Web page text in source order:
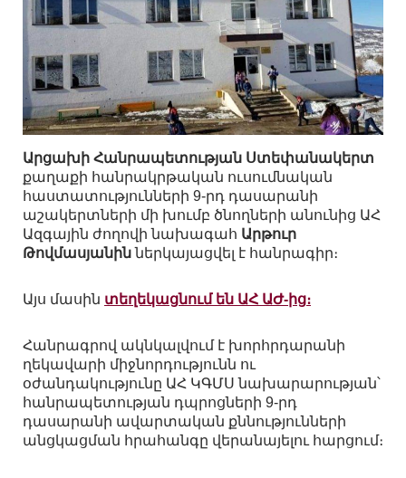
Արցախի Հանրապետության Ստեփանակերտ
քաղաքի հանրակրթական ուսումնական
հաստատությունների 9-րդ դասարանի
աշակերտների մի խումբ ծնողների անունից ԱՀ
Ազգային ժողովի նախագահ Արթուր
Թովմասյանիններկայացվել է հանրագիր։
Այս մասին տեղեկացնում են ԱՀ ԱԺ-ից։
Հանրագրով ակնկալվում է խորհրդարանի
ղեկավարի միջնորդությունն ու
օժանդակությունը ԱՀ ԿԳՄՍ նախարարության՝
հանրապետության դպրոցների 9-րդ
դասարանի ավարտական քննությունների
անցկացման հրահանգը վերանայելու հարցում։